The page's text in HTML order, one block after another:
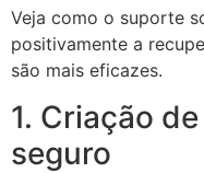
Veja como o suporte
positivamente a
são mais eficazes.
1. Criação
seguro